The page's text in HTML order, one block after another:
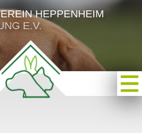
HEPPENHEIM
E.V.